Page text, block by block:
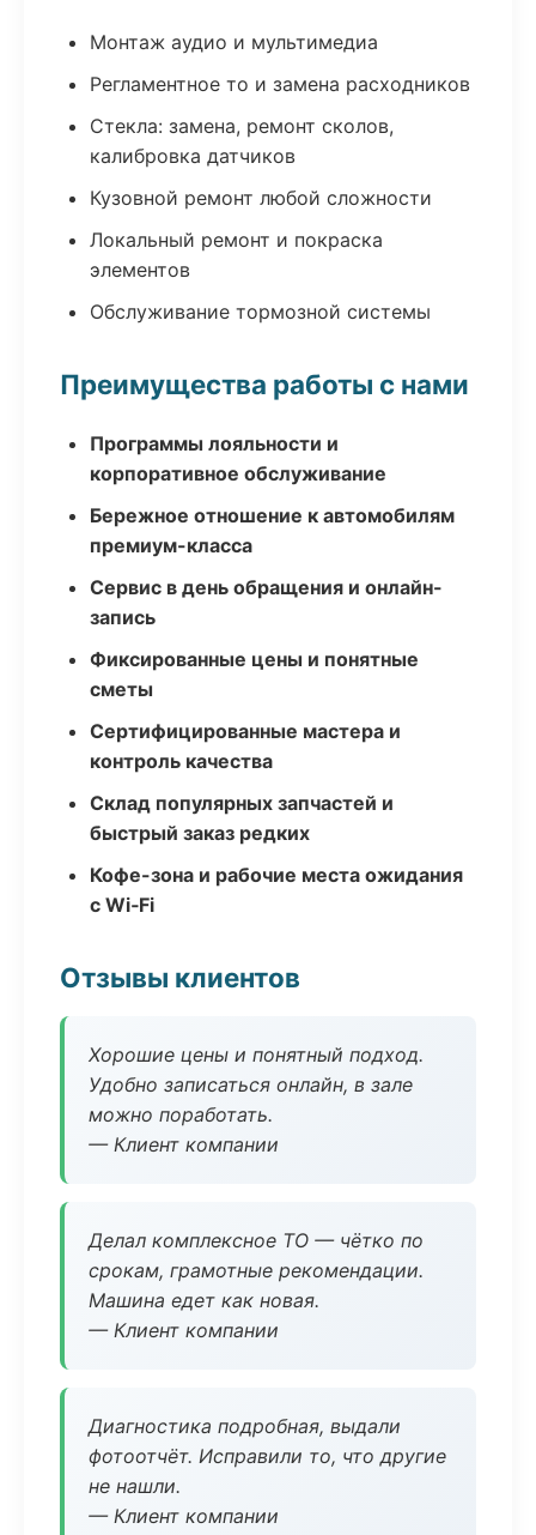
Монтаж аудио и мультимедиа
Регламентное то и замена расходников
Стекла: замена, ремонт сколов,
калибровка датчиков
Кузовной ремонт любой сложности
Локальный ремонт и покраска
элементов
Обслуживание тормозной системы
Преимущества работы с нами
Программы лояльности и
корпоративное обслуживание
Бережное отношение к автомобилям
премиум-класса
Сервис в день обращения и онлайн-
запись
Фиксированные цены и понятные
сметы
Сертифицированные мастера и
контроль качества
Склад популярных запчастей и
быстрый заказ редких
Кофе-зона и рабочие места ожидания
с Wi‑Fi
Отзывы клиентов
Хорошие цены и понятный подход.
Удобно записаться онлайн, в зале
можно поработать.
— Клиент компании
Делал комплексное ТО — чётко по
срокам, грамотные рекомендации.
Машина едет как новая.
— Клиент компании
Диагностика подробная, выдали
фотоотчёт. Исправили то, что другие
не нашли.
— Клиент компании